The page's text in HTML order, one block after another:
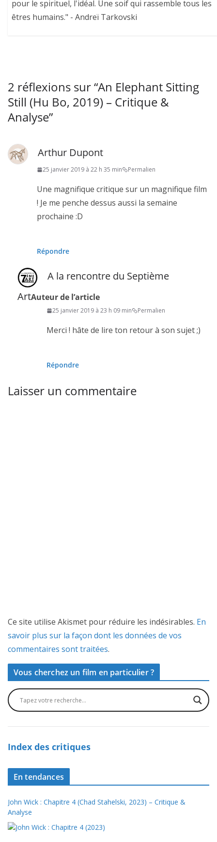
pour le spirituel, l'idéal. Une soif qui rassemble tous les
êtres humains." - Andreï Tarkovski
2 réflexions sur “An Elephant Sitting
Still (Hu Bo, 2019) – Critique &
Analyse”
Arthur Dupont
25 janvier 2019 à 22 h 35 min Permalien
Une magnifique critique sur un magnifique film
! Je me penche dessus aussi la semaine
prochaine :D
Répondre
A la rencontre du Septième
ArtAuteur de l’article
25 janvier 2019 à 23 h 09 min Permalien
Merci ! hâte de lire ton retour à son sujet ;)
Répondre
Laisser un commentaire
Ce site utilise Akismet pour réduire les indésirables. En
savoir plus sur la façon dont les données de vos
commentaires sont traitées.
Vous cherchez un film en particulier ?
Index des critiques
En tendances
John Wick : Chapitre 4 (Chad Stahelski, 2023) – Critique &
Analyse